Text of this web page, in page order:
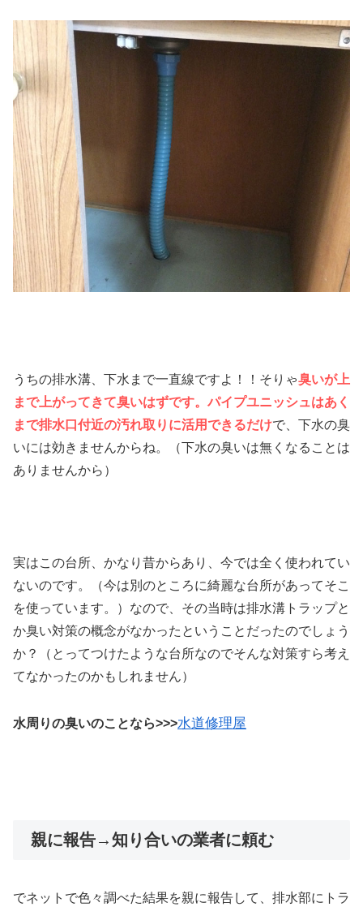
うちの排水溝、下水まで一直線ですよ！！そりゃ臭いが上
まで上がってきて臭いはずです。 パイプユニッシュはあく
まで排水口付近の汚れ取りに活用できるだけで、下水の臭
いには効きませんからね。（下水の臭いは無くなることは
ありませんから）
実はこの台所、かなり昔からあり、今では全く使われてい
ないのです。（今は別のところに綺麗な台所があってそこ
を使っています。）なので、その当時は排水溝トラップと
か臭い対策の概念がなかったということだったのでしょう
か？（とってつけたような台所なのでそんな対策すら考え
てなかったのかもしれません）
水周りの臭いのことなら>>>水道修理屋
親に報告→知り合いの業者に頼む
でネットで色々調べた結果を親に報告して、排水部にトラ